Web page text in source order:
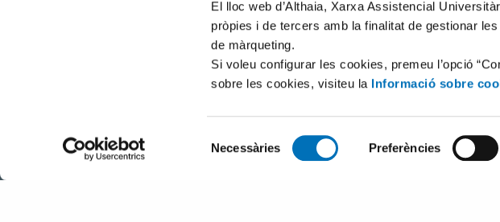
El lloc web d’Althaia, Xarxa Assistencial
pròpies i de tercers amb la finalitat de gestionar
de màrqueting.
Si voleu configurar les cookies, premeu l’opció
sobre les cookies, visiteu la Informació sobre
de
Necessàries Preferències